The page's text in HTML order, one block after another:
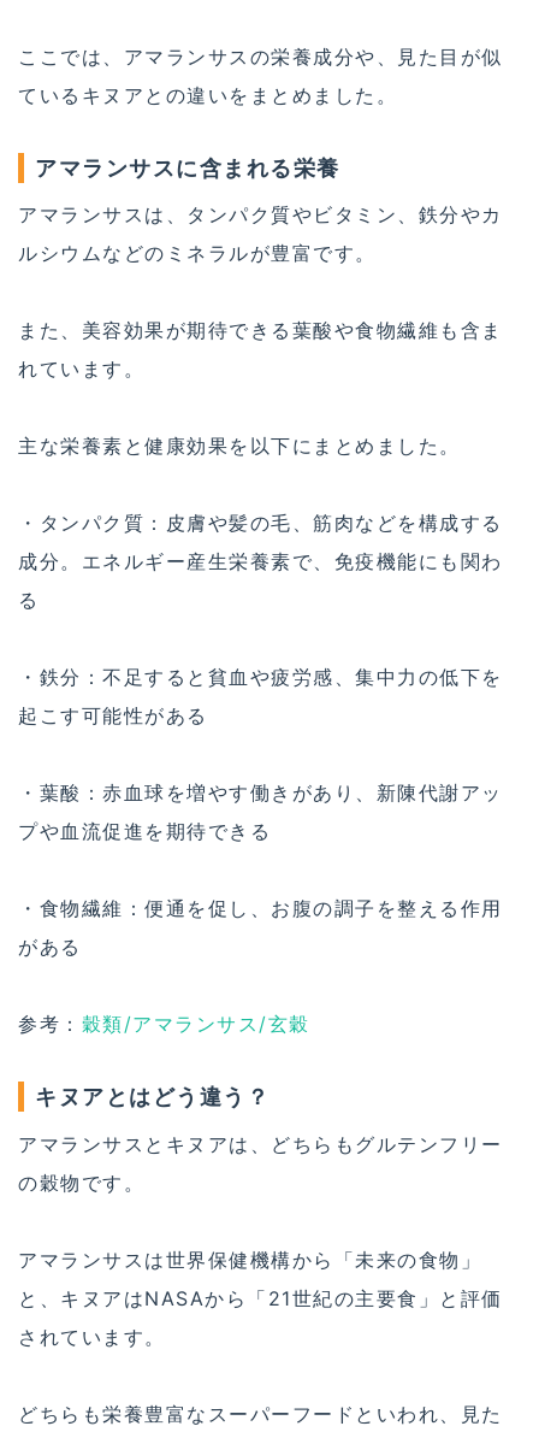
ここでは、アマランサスの栄養成分や、見た目が似
ているキヌアとの違いをまとめました。
アマランサスに含まれる栄養
アマランサスは、タンパク質やビタミン、鉄分やカ
ルシウムなどのミネラルが豊富です。
また、​​美容効果が期待できる葉酸や食物繊維も含ま
れています。
主な栄養素と健康効果を以下にまとめました。
・タンパク質：皮膚や髪の毛、筋肉などを構成する
成分。エネルギー産生栄養素で、免疫機能にも関わ
る
・鉄分：不足すると貧血や疲労感、集中力の低下を
起こす可能性がある
・葉酸：赤血球を増やす働きがあり、新陳代謝アッ
プや血流促進を期待できる
・食物繊維：便通を促し、お腹の調子を整える作用
がある
参考： 穀類/アマランサス/玄穀
キヌアとはどう違う？
アマランサスとキヌアは、どちらもグルテンフリー
の穀物です。
アマランサスは世界保健機構から「未来の食物」
と、キヌアはNASAから「21世紀の主要食」と評価
されています。
どちらも栄養豊富なスーパーフードといわれ、見た